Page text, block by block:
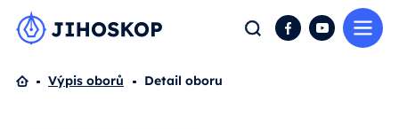
Hledat FacebookYouTube
Domů
Výpis oborů Detail oboru